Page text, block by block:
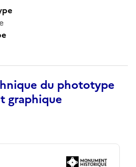
du phototype
graphique